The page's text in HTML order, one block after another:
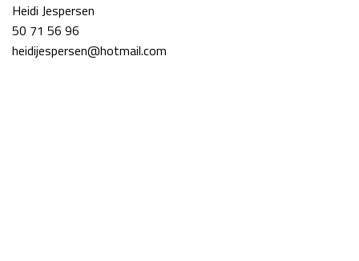
Heidi Jespersen
50 71 56 96
heidijespersen@hotmail.com